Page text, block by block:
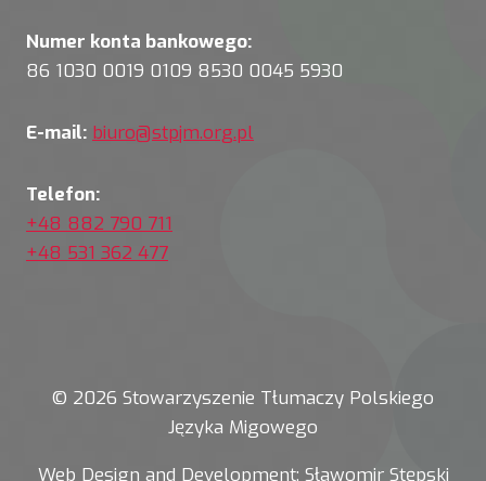
Numer konta bankowego:
86 1030 0019 0109 8530 0045 5930
E-mail: biuro@stpjm.org.pl
Telefon:
+48 882 790 711
+48 531 362 477
© 2026 Stowarzyszenie Tłumaczy Polskiego
Języka Migowego
Web Design and Development: Sławomir Stępski